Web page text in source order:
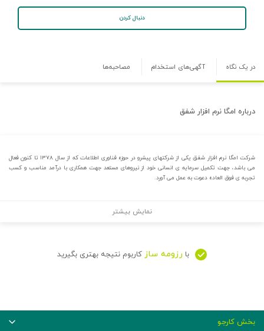
دنبال کردن
در یک نگاه آگهی‌های استخدام مصاحبه‌ها
درباره امگا نرم افزار شفق
شرکت امگا نرم افزار شفق یکی از شرکتهای پیشرو در حوزه فناوری اطلاعات که از سال ۱۳۷۸ تا کنون فعال
می باشد، جهت تکمیل سرمایه ی انسانی خود از نیروهای مستعد جهت همکاری با درآمد مناسب و کسب
تجربه ی فوق العاده دعوت به عمل می آورد.
نمایش بیشتر
با رزومه ساز کاربوم نتیجه بهتری بگیرید
بخش کارجو